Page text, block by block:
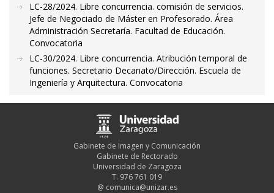
LC-28/2024. Libre concurrencia. comisión de servicios.
Jefe de Negociado de Máster en Profesorado. Área
Administración Secretaría. Facultad de Educación.
Convocatoria
LC-30/2024. Libre concurrencia. Atribución temporal de
funciones. Secretario Decanato/Dirección. Escuela de
Ingeniería y Arquitectura. Convocatoria
Gabinete de Imagen y Comunicación
Gabinete de Rectorado
Universidad de Zaragoza
T. 976 761 019
@ comunica@unizar.es